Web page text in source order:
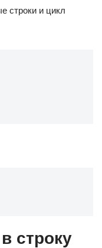
строки и цикл
строку